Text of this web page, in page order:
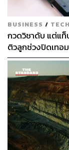
BUSINESS / TECH
กวดวิชาดับ แต่แ
ติวลูกช่วงปิดเทอ